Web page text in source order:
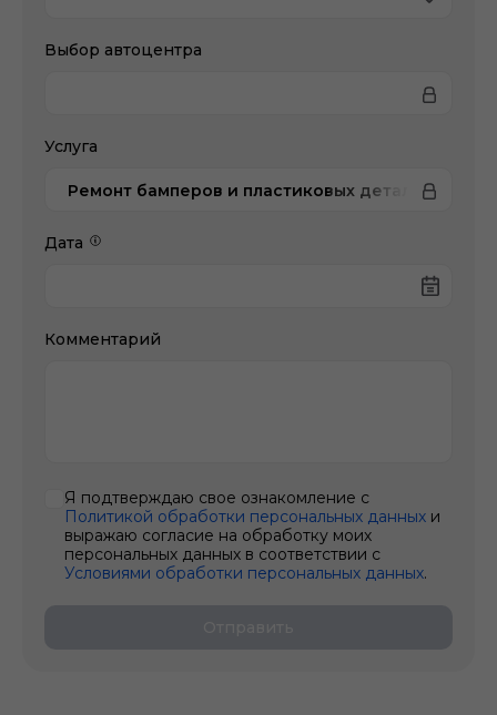
Выбор автоцентра
Услуга
Ремонт бамперов и пластиковых деталей
Дата
Комментарий
Я подтверждаю свое ознакомление с
Политикой обработки персональных данных и
выражаю согласие на обработку моих
персональных данных в соответствии с
Условиями обработки персональных данных.